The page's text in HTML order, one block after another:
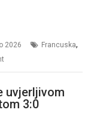
2026 Francuska,
uvjerljivom
3:0